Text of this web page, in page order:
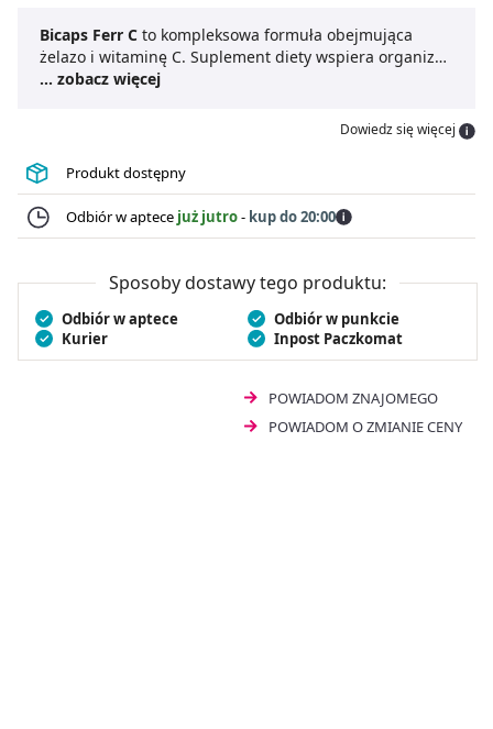
Bicaps Ferr C to kompleksowa formuła obejmująca
żelazo i witaminę C. Suplement diety wspiera organizm
na różnych płaszczyznach.
oraz hemoglobiny, wspomagają walkę z wolnymi
rodnikami oraz wspierają transport tlenu w organizmie.
Preparat zmniejsza uczucie zmęczenia i znużenia, a
także stymuluje układ immunologiczny.
stanowi również wsparcie dla układu nerwowego.
Suplement diety Bicaps Ferr C to doskonałe wsparcie
funkcjonowanie organizmu.
... zobacz więcej
Dowiedz się więcej
Produkt dostępny
Odbiór w aptece już jutro- kup do 20:00
Sposoby dostawy tego produktu:
Odbiór w aptece
Odbiór w punkcie
Kurier
Inpost Paczkomat
POWIADOM ZNAJOMEGO
POWIADOM O ZMIANIE CENY